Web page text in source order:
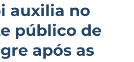
auxilia no
público de
após as